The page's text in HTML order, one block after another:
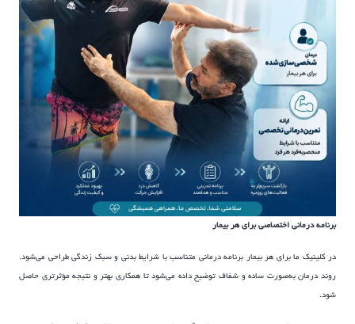
برنامه درمانی اختصاصی برای هر بیمار
در کلینیک ما برای هر بیمار برنامه درمانی متناسب با شرایط بدنی و سبک زندگی طراحی می‌شود.
روند درمان به‌صورت ساده و شفاف توضیح داده می‌شود تا همکاری بهتر و نتیجه مؤثرتری حاصل
شود.